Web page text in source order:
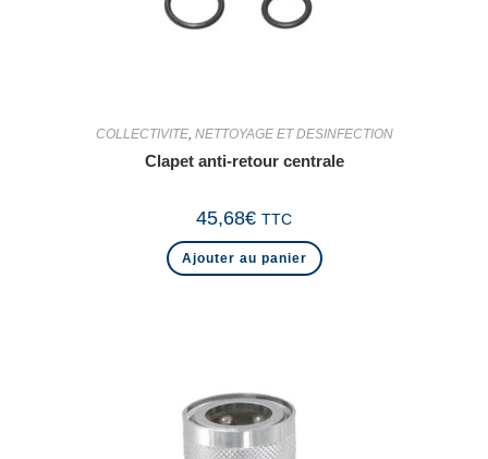
COLLECTIVITE, NETTOYAGE ET DESINFECTION
Clapet anti-retour centrale
45,68€ TTC
Ajouter au panier